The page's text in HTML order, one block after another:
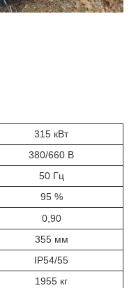
315 кВт
380/660 В
50 Гц
95 %
0,90
355 мм
IP54/55
1955 кг